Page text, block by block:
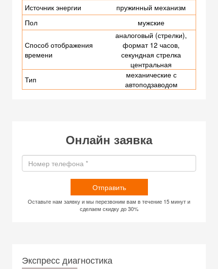
Источник энергии
пружинный механизм
Пол
мужские
Способ отображения
времени
аналоговый (стрелки),
формат 12 часов,
секундная стрелка
центральная
Тип
механические с
автоподзаводом
Онлайн заявка
Отправить
Оставьте нам заявку и мы перезвоним вам в течение 15 минут и
сделаем скидку до 30%
Экспресс диагностика